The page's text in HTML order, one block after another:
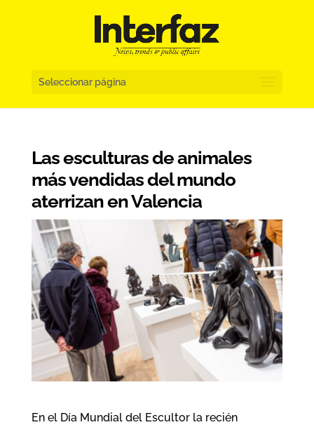
Seleccionar página
Las esculturas de animales
más vendidas del mundo
aterrizan en Valencia
En el Día Mundial del Escultor la recién